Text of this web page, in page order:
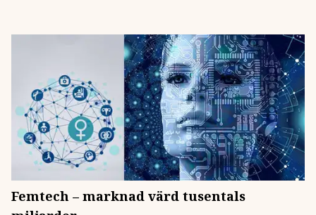
Femtech – marknad värd tusentals